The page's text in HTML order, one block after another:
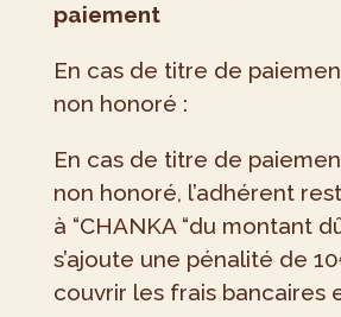
paiement
En cas de titre de
non honoré :
En cas de titre de
non honoré, l’adhérent
à “CHANKA “du montant
s’ajoute une pénalité de
couvrir les frais bancaires